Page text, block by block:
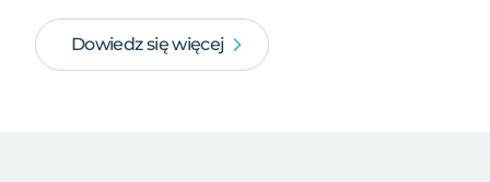
Dowiedz się więcej